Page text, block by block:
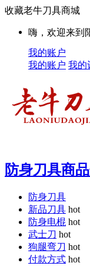
收藏老牛刀具商城
嗨，欢迎来到
我的账户
我的账户 我的
防身刀具商
防身刀具
新品刀具 hot
防身电棍 hot
武士刀 hot
狗腿弯刀 hot
付款方式 hot